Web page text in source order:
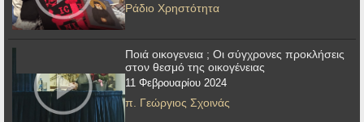
Ράδιο Χρηστότητα
Ποιά οικογενεια ; Οι σύγχρονες προκλήσεις
στον θεσμό της οικογένειας
11 Φεβρουαρίου 2024
π. Γεώργιος Σχοινάς